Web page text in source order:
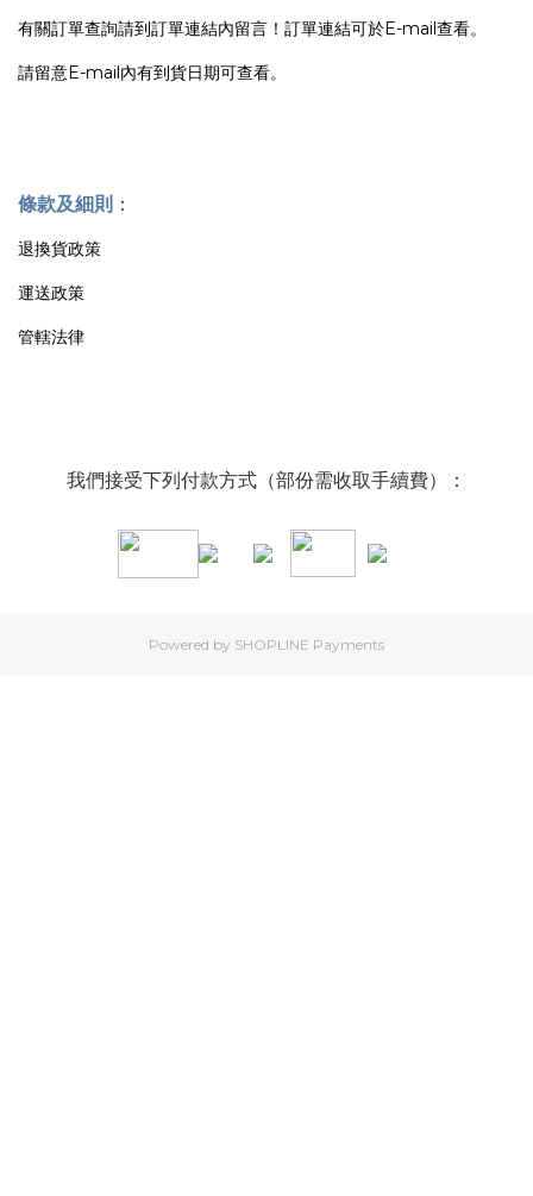
有關訂單查詢請到訂單連結內留言！訂單連結可於E-mail查看。
請留意E-mail內有到貨日期可查看。
條款及細則 ：
退換貨政策
運送政策
管轄法律
我們接受下列付款方式（部份需收取手續費）：
Powered by SHOPLINE Payments